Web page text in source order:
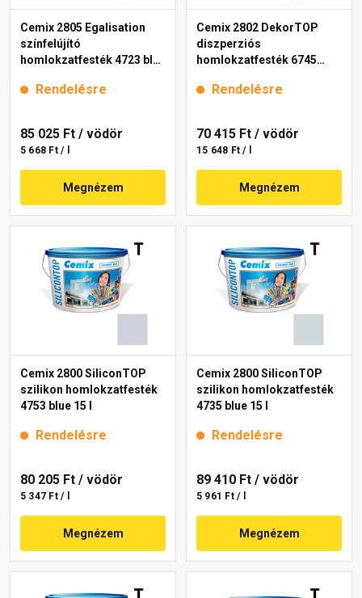
Cemix 2805 Egalisation
színfelújító
homlokzatfesték 4723 blue
Rendelésre
85 025 Ft / vödör
5 668 Ft / l
Megnézem
Cemix 2802 DekorTOP
diszperziós
homlokzatfesték 6745
Rendelésre
70 415 Ft / vödör
15 648 Ft / l
Megnézem
Cemix 2800 SiliconTOP
szilikon homlokzatfesték
4753 blue 15 l
Rendelésre
80 205 Ft / vödör
5 347 Ft / l
Megnézem
Cemix 2800 SiliconTOP
szilikon homlokzatfesték
4735 blue 15 l
Rendelésre
89 410 Ft / vödör
5 961 Ft / l
Megnézem